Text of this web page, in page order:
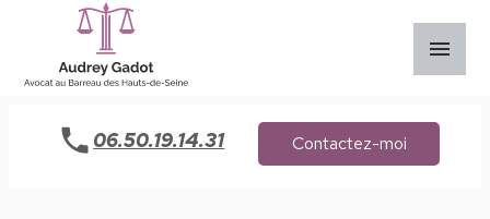
menu
06.50.19.14.31 Contactez-moi
Panneau de gestion des cookies